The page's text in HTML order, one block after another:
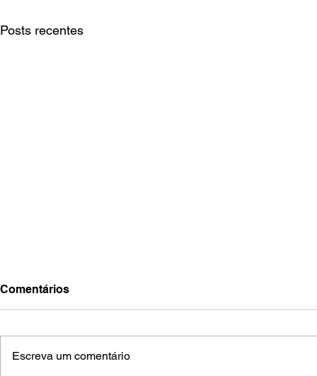
Posts recentes
Comentários
Escreva um comentário